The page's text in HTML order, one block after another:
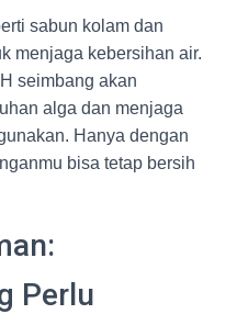
sabun kolam dan
menjaga kebersihan air.
seimbang akan
alga dan menjaga
Hanya dengan
bisa tetap bersih
Perlu